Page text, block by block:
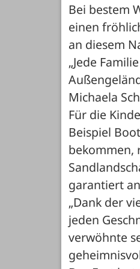
Bei bestem
einen
an diesem
„Jede
Michaela
Für die
Beispiel
bekommen,
garantiert
„Dank der
jeden
verwöhnte